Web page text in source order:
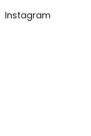
Instagram